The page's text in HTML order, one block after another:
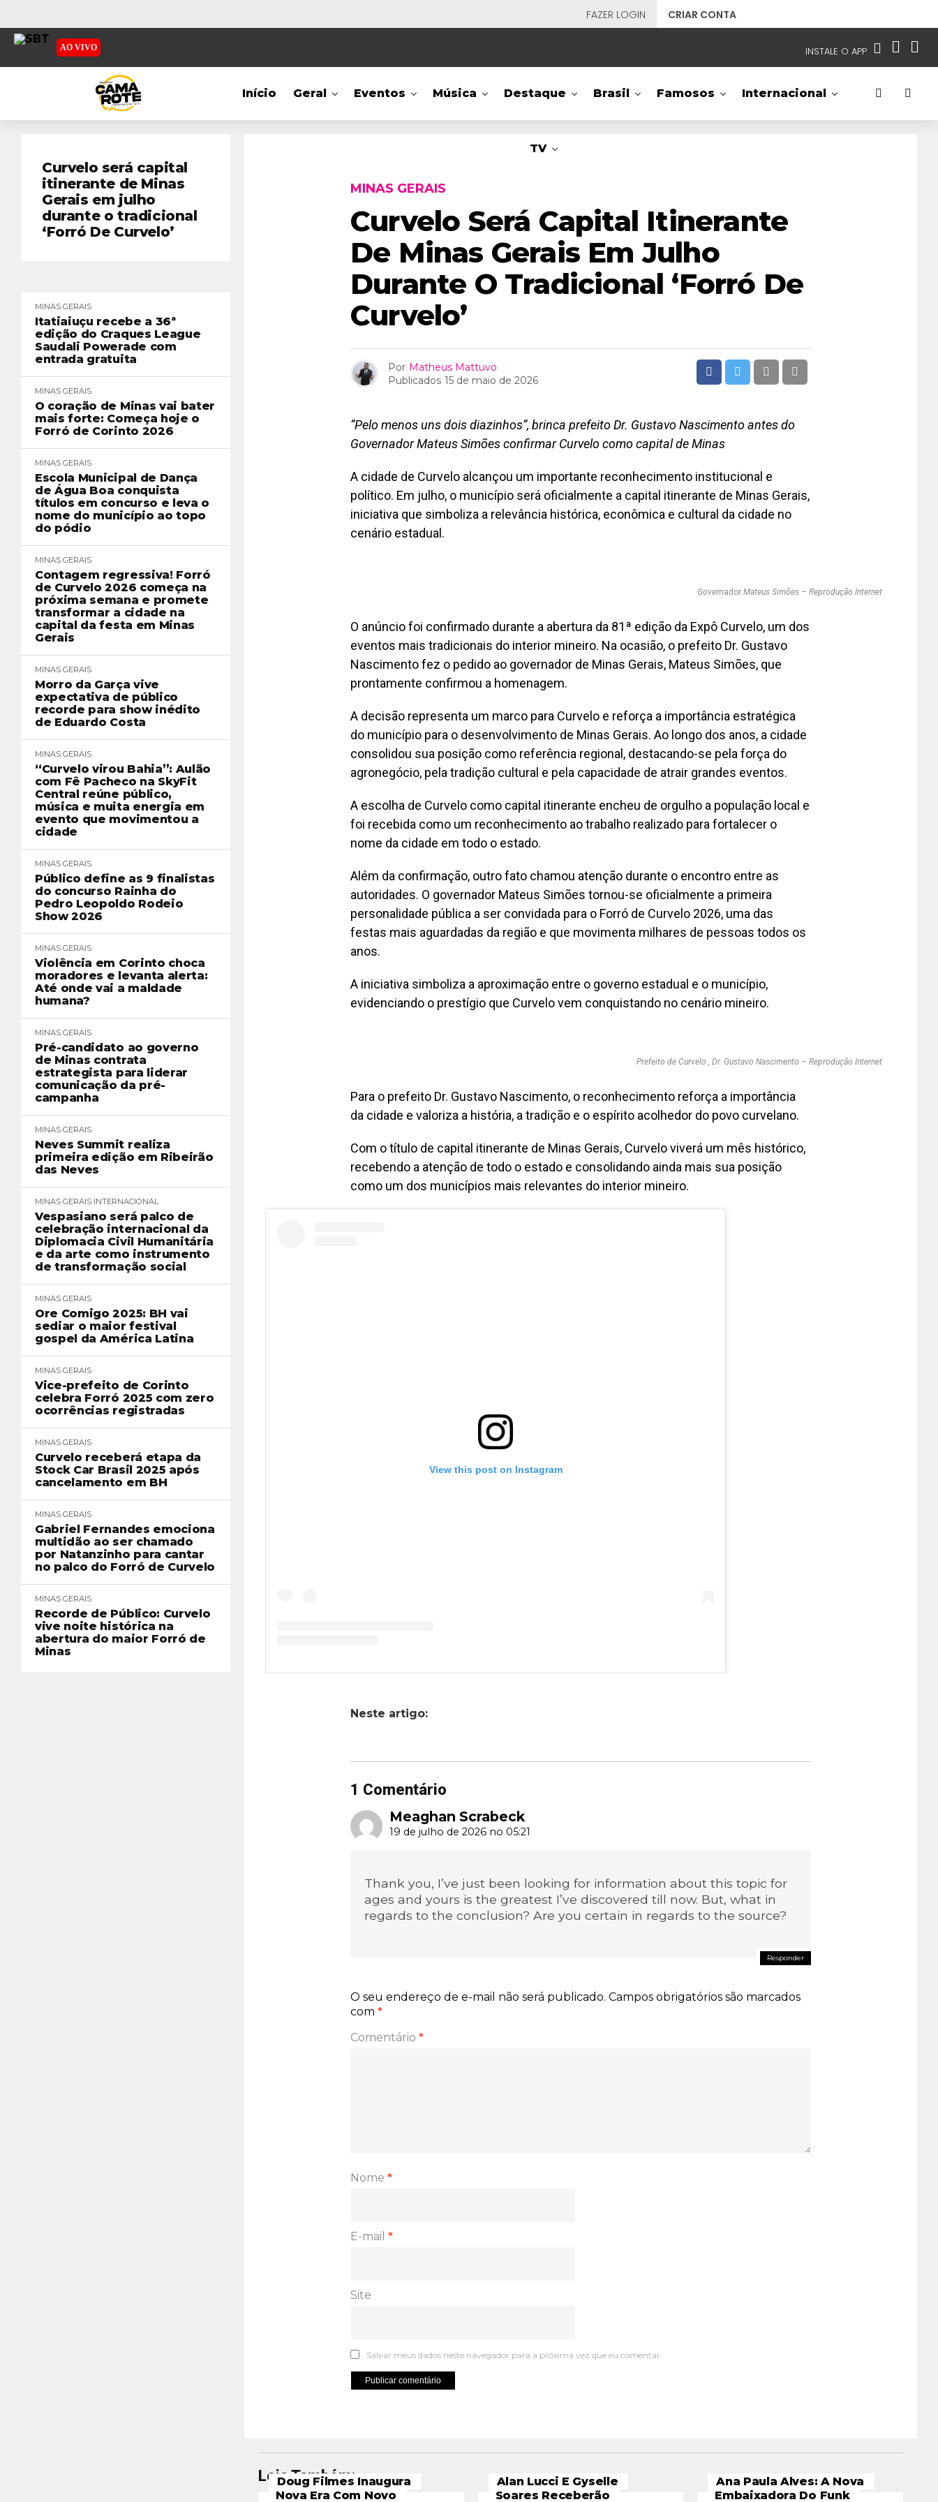
FAZER LOGIN CRIAR CONTA
AO VIVO INSTALE O APP
NOSSAS REDES APP TV SBT
Início Geral Eventos Música Destaque Brasil Famosos Internacional
TV
Curvelo será capital
itinerante de Minas
Gerais em julho
durante o tradicional
‘Forró De Curvelo’
MINAS GERAIS
Itatiaiuçu recebe a 36ª
edição do Craques League
Saudali Powerade com
entrada gratuita
MINAS GERAIS
O coração de Minas vai bater
mais forte: Começa hoje o
Forró de Corinto 2026
MINAS GERAIS
Escola Municipal de Dança
de Água Boa conquista
títulos em concurso e leva o
nome do município ao topo
do pódio
MINAS GERAIS
Contagem regressiva! Forró
de Curvelo 2026 começa na
próxima semana e promete
transformar a cidade na
capital da festa em Minas
Gerais
MINAS GERAIS
Morro da Garça vive
expectativa de público
recorde para show inédito
de Eduardo Costa
MINAS GERAIS
“Curvelo virou Bahia”: Aulão
com Fê Pacheco na SkyFit
Central reúne público,
música e muita energia em
evento que movimentou a
cidade
MINAS GERAIS
Público define as 9 finalistas
do concurso Rainha do
Pedro Leopoldo Rodeio
Show 2026
MINAS GERAIS
Violência em Corinto choca
moradores e levanta alerta:
Até onde vai a maldade
humana?
MINAS GERAIS
Pré-candidato ao governo
de Minas contrata
estrategista para liderar
comunicação da pré-
campanha
MINAS GERAIS
Neves Summit realiza
primeira edição em Ribeirão
das Neves
MINAS GERAIS INTERNACIONAL
Vespasiano será palco de
celebração internacional da
Diplomacia Civil Humanitária
e da arte como instrumento
de transformação social
MINAS GERAIS
Ore Comigo 2025: BH vai
sediar o maior festival
gospel da América Latina
MINAS GERAIS
Vice-prefeito de Corinto
celebra Forró 2025 com zero
ocorrências registradas
MINAS GERAIS
Curvelo receberá etapa da
Stock Car Brasil 2025 após
cancelamento em BH
MINAS GERAIS
Gabriel Fernandes emociona
multidão ao ser chamado
por Natanzinho para cantar
no palco do Forró de Curvelo
MINAS GERAIS
Recorde de Público: Curvelo
vive noite histórica na
abertura do maior Forró de
Minas
MINAS GERAIS
Curvelo Será Capital Itinerante
De Minas Gerais Em Julho
Durante O Tradicional ‘Forró De
Curvelo’
Por Matheus Mattuvo
Publicados 15 de maio de 2026
“Pelo menos uns dois diazinhos”, brinca prefeito Dr. Gustavo Nascimento antes do
Governador Mateus Simões confirmar Curvelo como capital de Minas
A cidade de Curvelo alcançou um importante reconhecimento institucional e
político. Em julho, o município será oficialmente a capital itinerante de Minas Gerais,
iniciativa que simboliza a relevância histórica, econômica e cultural da cidade no
cenário estadual.
Governador Mateus Simões – Reprodução Internet
O anúncio foi confirmado durante a abertura da 81ª edição da Expô Curvelo, um dos
eventos mais tradicionais do interior mineiro. Na ocasião, o prefeito Dr. Gustavo
Nascimento fez o pedido ao governador de Minas Gerais, Mateus Simões, que
prontamente confirmou a homenagem.
A decisão representa um marco para Curvelo e reforça a importância estratégica
do município para o desenvolvimento de Minas Gerais. Ao longo dos anos, a cidade
consolidou sua posição como referência regional, destacando-se pela força do
agronegócio, pela tradição cultural e pela capacidade de atrair grandes eventos.
A escolha de Curvelo como capital itinerante encheu de orgulho a população local e
foi recebida como um reconhecimento ao trabalho realizado para fortalecer o
nome da cidade em todo o estado.
Além da confirmação, outro fato chamou atenção durante o encontro entre as
autoridades. O governador Mateus Simões tornou-se oficialmente a primeira
personalidade pública a ser convidada para o Forró de Curvelo 2026, uma das
festas mais aguardadas da região e que movimenta milhares de pessoas todos os
anos.
A iniciativa simboliza a aproximação entre o governo estadual e o município,
evidenciando o prestígio que Curvelo vem conquistando no cenário mineiro.
Prefeito de Curvelo , Dr. Gustavo Nascimento – Reprodução Internet
Para o prefeito Dr. Gustavo Nascimento, o reconhecimento reforça a importância
da cidade e valoriza a história, a tradição e o espírito acolhedor do povo curvelano.
Com o título de capital itinerante de Minas Gerais, Curvelo viverá um mês histórico,
recebendo a atenção de todo o estado e consolidando ainda mais sua posição
como um dos municípios mais relevantes do interior mineiro.
View this post on Instagram
Neste artigo:
1 Comentário
Meaghan Scrabeck
19 de julho de 2026 no 05:21
Thank you, I’ve just been looking for information about this topic for
ages and yours is the greatest I’ve discovered till now. But, what in
regards to the conclusion? Are you certain in regards to the source?
Responder
O seu endereço de e-mail não será publicado. Campos obrigatórios são marcados
com *
Comentário *
Nome *
E-mail *
Site
Salvar meus dados neste navegador para a próxima vez que eu comentar.
Leia Também:
Doug Filmes Inaugura
Nova Era Com Novo
Alan Lucci E Gyselle
Soares Receberão
Ana Paula Alves: A Nova
Embaixadora Do Funk